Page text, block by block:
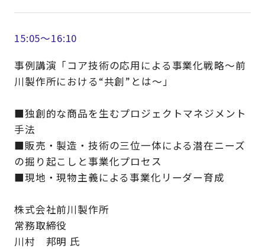
15:05～16:10
事例講演「コア技術の応用による事業化戦略～前
川製作所における“共創”とは～」
■独創的な商品を生むプロジェクトマネジメント
手法
■販売・製造・技術の三位一体による潜在ニーズ
の掘り起こしと事業化プロセス
■現地・現物主義による事業化リーダー育成
株式会社前川製作所
常務取締役
川村 邦明 氏